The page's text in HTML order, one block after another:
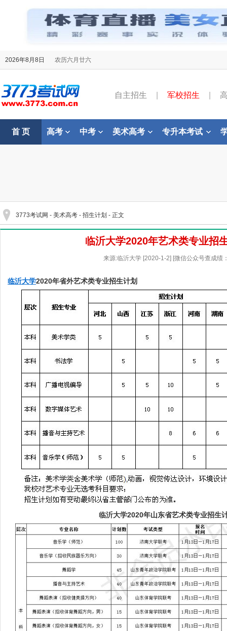
2026年8月8日 农历六月廿六
自主招生 军校招生
首 页 高考 中考 美术高考 专升本考试
3773考试网 - 美术高考 - 招生计划 - 正文
临沂大学2020年艺术类专业招
来源:临沂大学 [2020-1-2] [微信公众号查成绩
临沂大学2020年省外艺术类专业招生计划
临沂大学2020年山东省艺术类专业招生